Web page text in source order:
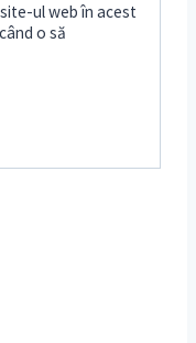
ul web în acest
o să